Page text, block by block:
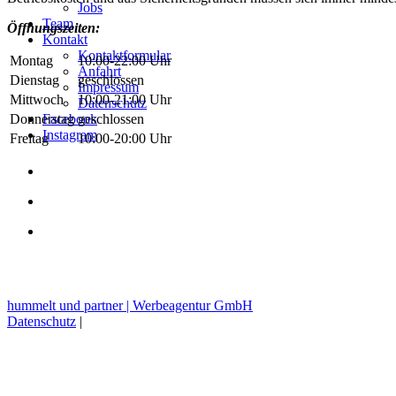
Jobs
Team
Kontakt
Kontaktformular
Anfahrt
Impressum
Datenschutz
Facebook
Instagram
Öffnungszeiten:
Montag
10:00-22:00 Uhr
Dienstag
geschlossen
Mittwoch
10:00-21:00 Uhr
Donnerstag geschlossen
Freitag
10:00-20:00 Uhr
hummelt und partner | Werbeagentur GmbH
Datenschutz |